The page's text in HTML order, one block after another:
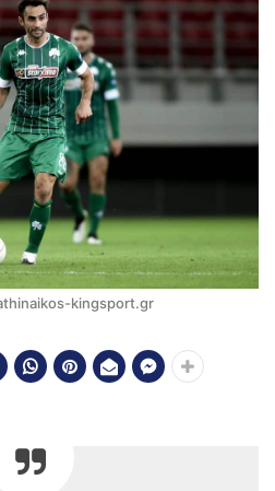
kingsport.gr